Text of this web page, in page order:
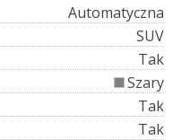
Automatyczna
SUV
Tak
Szary
Tak
Tak